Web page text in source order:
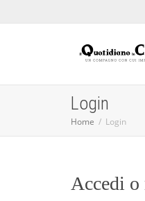
Login
Home Login
Accedi o